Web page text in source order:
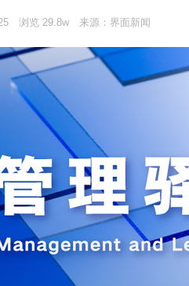
浏览 29.8w 来源：界面新闻